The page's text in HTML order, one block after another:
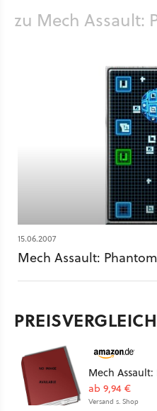
zu Mech Assault:
15.06.2007
Mech Assault:
PREISVERGLEICH
Mech
ab 9,94 €
Versand s. Shop